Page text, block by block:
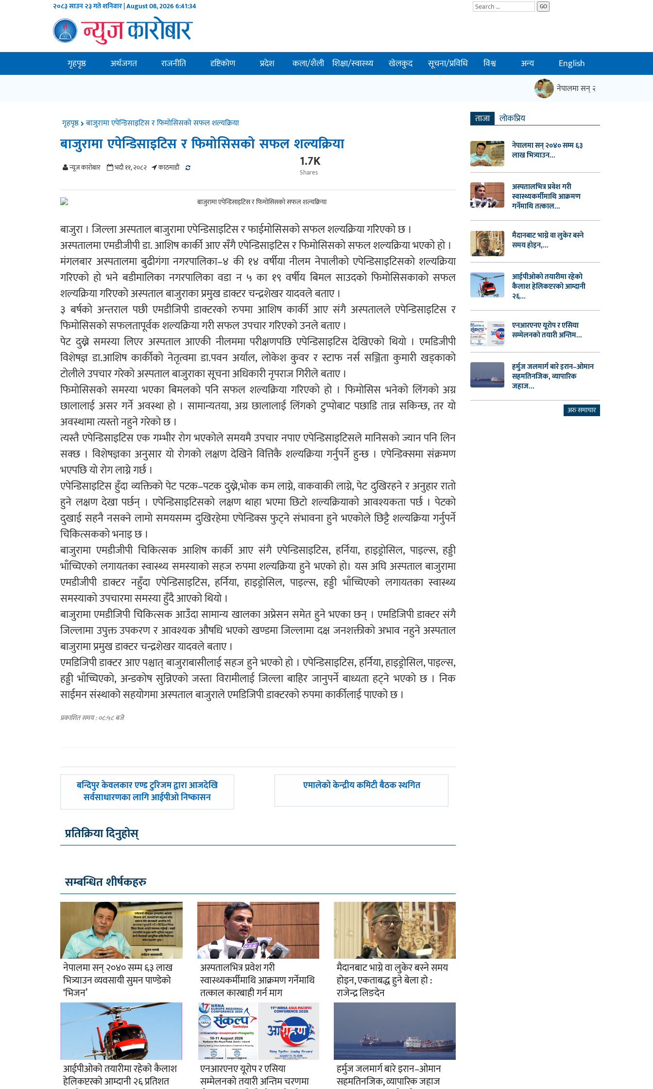
२०८३ साउन २३ गते शनिवार | August 08, 20266:41:35 GO
गृहपृष्ठ अर्थजगत राजनीति दृष्टिकोण प्रदेश कला/शैली शिक्षा/स्वास्थ्य खेलकुद सूचना/प्रविधि विश्व अन्य English
नेपालमा सन् २०४० सम्म ६३ लाख
गृहपृष्ठ बाजुरामा एपेन्डिसाइटिस र फिमोसिसको सफल शल्यक्रिया
बाजुरामा एपेन्डिसाइटिस र फिमोसिसको सफल शल्यक्रिया
न्यूज काराेबार भदौ ११, २०८२ काठमाडाैं 1.7K
Shares
बाजुरा । जिल्ला अस्पताल बाजुरामा एपेन्डिसाइटिस र फाईमोसिसको सफल शल्यक्रिया गरिएको छ ।
अस्पतालमा एमडीजीपी डा. आशिष कार्की आए सँगै एपेन्डिसाइटिस र फिमोसिसको सफल शल्यक्रिया भएको हो ।
मंगलबार अस्पतालमा बुढीगंगा नगरपालिका–४ की १४ वर्षीया नीलम नेपालीको एपेन्डिसाइटिसको शल्यक्रिया
गरिएको हो भने बडीमालिका नगरपालिका वडा न ५ का १९ वर्षीय बिमल साउदको फिमोसिसकाको सफल
शल्यक्रिया गरिएको अस्पताल बाजुराका प्रमुख डाक्टर चन्द्रशेखर यादवले बताए ।
३ बर्षको अन्तराल पछी एमडीजिपी डाक्टरको रुपमा आशिष कार्की आए संगै अस्पतालले एपेन्डिसाइटिस र
फिमोसिसको सफलतापूर्वक शल्यक्रिया गरी सफल उपचार गरिएको उनले बताए ।
पेट दुख्ने समस्या लिएर अस्पताल आएकी नीलममा परीक्षणपछि एपेन्डिसाइटिस देखिएको थियो । एमडिजीपी
विशेषज्ञ डा.आशिष कार्कीको नेतृत्वमा डा.पवन अर्याल, लोकेश कुवर र स्टाफ नर्स सञ्जिता कुमारी खड्काको
टोलीले उपचार गरेको अस्पताल बाजुराका सूचना अधिकारी नृपराज गिरीले बताए ।
फिमोसिसको समस्या भएका बिमलको पनि सफल शल्यक्रिया गरिएको हो । फिमोसिस भनेको लिंगको अग्र
छालालाई असर गर्ने अवस्था हो । सामान्यतया, अग्र छालालाई लिंगको टुप्पोबाट पछाडि तान्न सकिन्छ, तर यो
अवस्थामा त्यस्तो नहुने गरेको छ ।
त्यस्तै एपेन्डिसाइटिस एक गम्भीर रोग भएकोले समयमै उपचार नपाए एपेन्डिसाइटिसले मानिसको ज्यान पनि लिन
सक्छ । विशेषज्ञका अनुसार यो रोगको लक्षण देखिने वित्तिकै शल्यक्रिया गर्नुपर्ने हुन्छ । एपेन्डिक्समा संक्रमण
भएपछि यो रोग लाग्ने गर्छ ।
एपेन्डिसाइटिस हुँदा व्यक्तिको पेट पटक–पटक दुख्ने,भोक कम लाग्ने, वाकवाकी लाग्ने, पेट दुखिरहने र अनुहार रातो
हुने लक्षण देखा पर्छन् । एपेन्डिसाइटिसको लक्षण थाहा भएमा छिटो शल्यक्रियाको आवश्यकता पर्छ । पेटको
दुखाई सहनै नसक्ने लामो समयसम्म दुखिरहेमा एपेन्डिक्स फुट्ने संभावना हुने भएकोले छिट्टै शल्यक्रिया गर्नुपर्ने
चिकित्सकको भनाइ छ ।
बाजुरामा एमडीजीपी चिकित्सक आशिष कार्की आए संगै एपेन्डिसाइटिस, हर्निया, हाइड्रोसिल, पाइल्स, हड्डी
भाँच्चिएको लगायतका स्वास्थ्य समस्याको सहज रुपमा शल्यक्रिया हुने भएको हो। यस अघि अस्पताल बाजुरामा
एमडीजीपी डाक्टर नहुँदा एपेन्डिसाइटिस, हर्निया, हाइड्रोसिल, पाइल्स, हड्डी भाँच्चिएको लगायतका स्वास्थ्य
समस्याको उपचारमा समस्या हुँदै आएको थियो ।
बाजुरामा एमडीजिपी चिकित्सक आउँदा सामान्य खालका अप्रेसन समेत हुने भएका छन् । एमडिजिपी डाक्टर संगै
जिल्लामा उपुक्त उपकरण र आवश्यक औषधि भएको खण्डमा जिल्लामा दक्ष जनशक्तीको अभाव नहुने अस्पताल
बाजुरामा प्रमुख डाक्टर चन्द्रशेखर यादवले बताए ।
एमडिजिपी डाक्टर आए पश्चात् बाजुराबासीलाई सहज हुने भएको हो । एपेन्डिसाइटिस, हर्निया, हाइड्रोसिल, पाइल्स,
हड्डी भाँच्चिएको, अन्डकोष सुन्निएको जस्ता विरामीलाई जिल्ला बाहिर जानुपर्ने बाध्यता हट्ने भएको छ । निक
साईमन संस्थाको सहयोगमा अस्पताल बाजुराले एमडिजिपी डाक्टरको रुपमा कार्कीलाई पाएको छ ।
प्रकाशित समय : ०८:५८ बजे
पछिल्लाे
बन्दिपुर केवलकार एण्ड टुरिजम द्वारा आजदेखि
सर्वसाधारणका लागि आईपीओ निष्कासन
अघिल्लाे
एमालेको केन्द्रीय कमिटी बैठक स्थगित
प्रतिक्रिया दिनुहोस्
सम्बन्धित शीर्षकहरु
नेपालमा सन् २०४० सम्म ६३ लाख
भित्र्याउन व्यवसायी सुमन पाण्डेको
‘भिजन’
अस्पतालभित्र प्रवेश गरी
स्वास्थ्यकर्मीमाथि आक्रमण गर्नेमाथि
तत्काल कारबाही गर्न माग
मैदानबाट भाग्ने वा लुकेर बस्ने समय
होइन, एकताबद्ध हुने बेला हो :
राजेन्द्र लिङदेन
आईपीओको तयारीमा रहेको कैलाश
हेलिकप्टरको आम्दानी २६ प्रतिशत
एनआरएनए यूरोप र एसिया
सम्मेलनको तयारी अन्तिम चरणमा
हर्मुज जलमार्ग बारे इरान–ओमान
सहमतिनजिक, व्यापारिक जहाज
ताजा लाेकप्रिय
नेपालमा सन् २०४० सम्म ६३
लाख भित्र्याउन...
अस्पतालभित्र प्रवेश गरी
स्वास्थ्यकर्मीमाथि आक्रमण
गर्नेमाथि तत्काल...
मैदानबाट भाग्ने वा लुकेर बस्ने
समय होइन,...
आईपीओको तयारीमा रहेको
कैलाश हेलिकप्टरको आम्दानी
२६...
एनआरएनए यूरोप र एसिया
सम्मेलनको तयारी अन्तिम...
हर्मुज जलमार्ग बारे इरान–ओमान
सहमतिनजिक, व्यापारिक
जहाज...
अरु समाचार